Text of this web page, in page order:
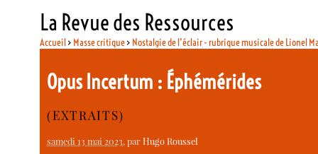
La Revue des Ressources
Accueil> Masse critique> Nostalgie de l’éclair - rubrique musicale de Lionel
Opus Incertum : Éphémérides
(EXTRAITS)
samedi 13 mai 2023, parHugo Roussel